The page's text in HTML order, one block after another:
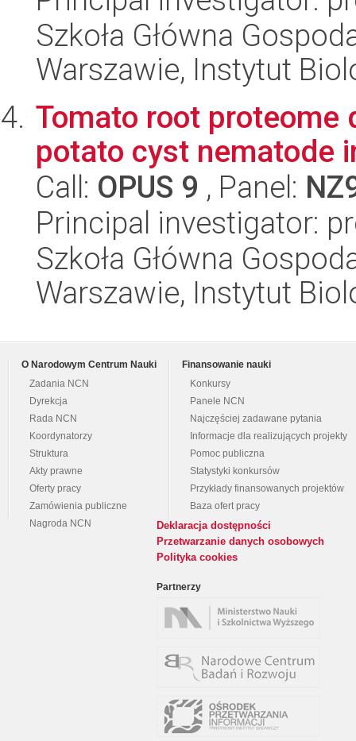
Szkoła Główna
Warszawie, Instytut
Tomato root proteome
potato cyst nematode
Call: OPUS 9 , Panel:
Principal investigator:
Szkoła Główna
Warszawie, Instytut
O Narodowym Centrum Nauki
Zadania NCN
Dyrekcja
Rada NCN
Koordynatorzy
Struktura
Akty prawne
Oferty pracy
Zamówienia publiczne
Nagroda NCN
Finansowanie nauki
Konkursy
Panele NCN
Najczęściej zadawane pytania
Informacje dla realizujących projekty
Pomoc publiczna
Statystyki konkursów
Przykłady finansowanych projektów
Baza ofert pracy
Deklaracja dostępności
Przetwarzanie danych osobowych
Polityka cookies
Partnerzy